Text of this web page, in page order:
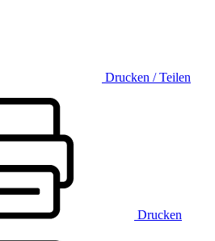
Drucken / Teilen
Drucken